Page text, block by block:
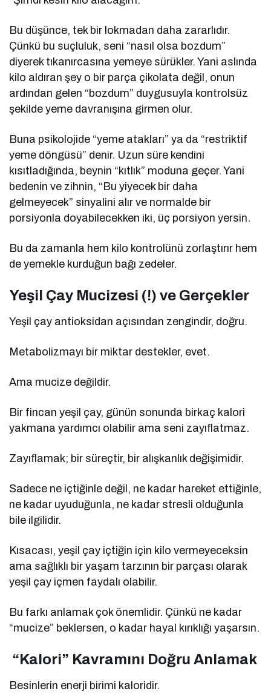
Bu düşünce, tek bir lokmadan daha zararlıdır.
Çünkü bu suçluluk, seni “nasıl olsa bozdum”
diyerek tıkanırcasına yemeye sürükler. Yani aslında
kilo aldıran şey o bir parça çikolata değil, onun
ardından gelen “bozdum” duygusuyla kontrolsüz
şekilde yeme davranışına girmen olur.
Buna psikolojide “yeme atakları” ya da “restriktif
yeme döngüsü” denir. Uzun süre kendini
kısıtladığında, beynin “kıtlık” moduna geçer. Yani
bedenin ve zihnin, “Bu yiyecek bir daha
gelmeyecek” sinyalini alır ve normalde bir
porsiyonla doyabilecekken iki, üç porsiyon yersin.
Bu da zamanla hem kilo kontrolünü zorlaştırır hem
de yemekle kurduğun bağı zedeler.
Yeşil Çay Mucizesi (!) ve Gerçekler
Yeşil çay antioksidan açısından zengindir, doğru.
Metabolizmayı bir miktar destekler, evet.
Ama mucize değildir.
Bir fincan yeşil çay, günün sonunda birkaç kalori
yakmana yardımcı olabilir ama seni zayıflatmaz.
Zayıflamak; bir süreçtir, bir alışkanlık değişimidir.
Sadece ne içtiğinle değil, ne kadar hareket ettiğinle,
ne kadar uyuduğunla, ne kadar stresli olduğunla
bile ilgilidir.
Kısacası, yeşil çay içtiğin için kilo vermeyeceksin
ama sağlıklı bir yaşam tarzının bir parçası olarak
yeşil çay içmen faydalı olabilir.
Bu farkı anlamak çok önemlidir. Çünkü ne kadar
“mucize” beklersen, o kadar hayal kırıklığı yaşarsın.
“Kalori” Kavramını Doğru Anlamak
Besinlerin enerji birimi kaloridir.